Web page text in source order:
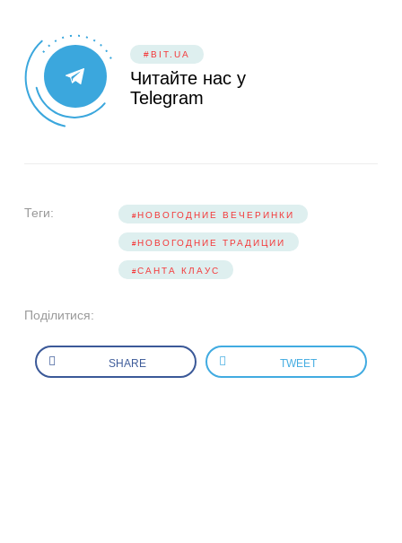
#BIT.UA
Читайте нас у
Telegram
Теги: НОВОГОДНИЕ ВЕЧЕРИНКИ
НОВОГОДНИЕ ТРАДИЦИИ
САНТА КЛАУС
Поділитися:
SHARE TWEET